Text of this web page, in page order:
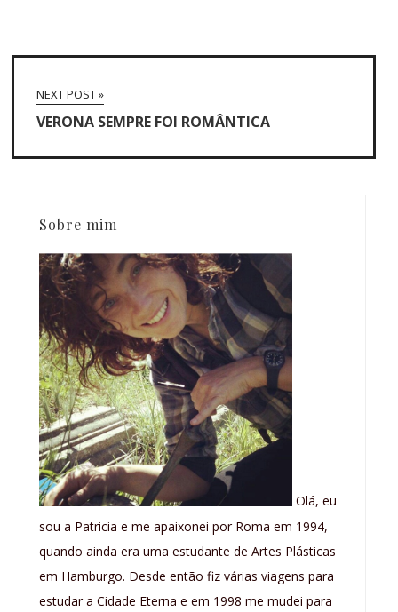
NEXT POST »
VERONA SEMPRE FOI ROMÂNTICA
Sobre mim
Olá, eu
sou a Patricia e me apaixonei por Roma em 1994,
quando ainda era uma estudante de Artes Plásticas
em Hamburgo. Desde então fiz várias viagens para
estudar a Cidade Eterna e em 1998 me mudei para